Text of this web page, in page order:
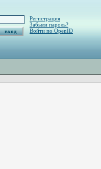
Регистрация
Забыли пароль?
Войти по OpenID